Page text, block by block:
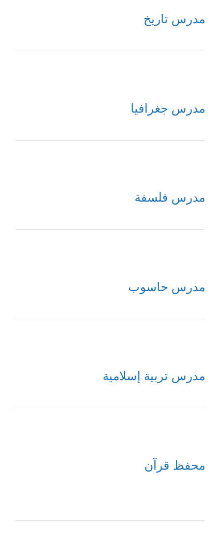
مدرس تاريخ
مدرس جغرافيا
مدرس فلسفة
مدرس حاسوب
مدرس تربية إسلامية
محفظ قرآن